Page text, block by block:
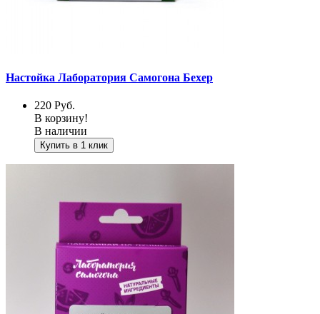
Настойка Лаборатория Самогона Бехер
220 Руб.
В корзину!
В наличии
Купить в 1 клик